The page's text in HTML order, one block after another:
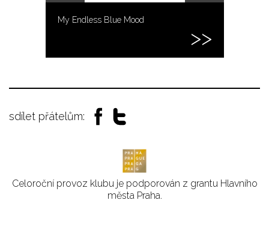
My Endless Blue Mood
sdílet přátelům:
Celoroční provoz klubu je podporován z grantu Hlavního
města Praha.